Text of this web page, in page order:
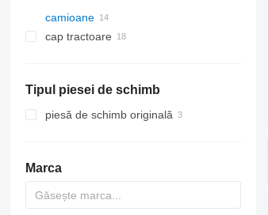
camioane
cap tractoare
Tipul piesei de schimb
piesă de schimb originală
Marca